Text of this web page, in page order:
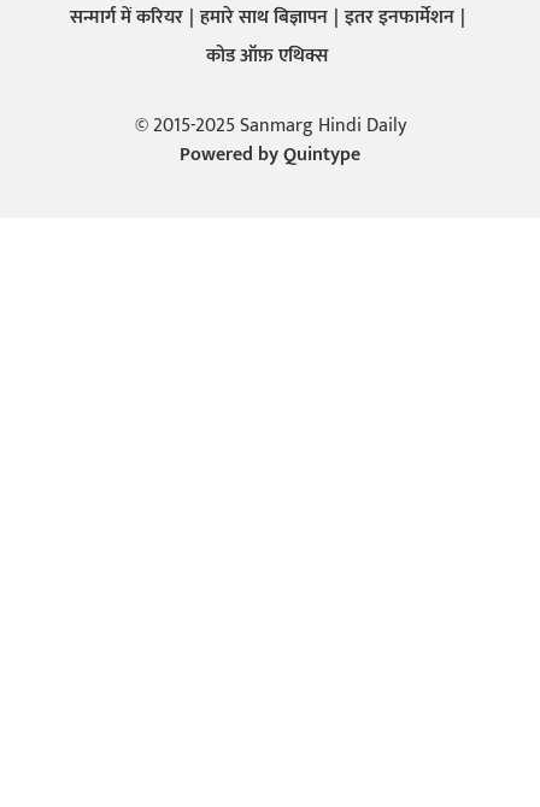
सन्मार्ग में करियर हमारे साथ बिज्ञापन इतर इनफार्मेशन
कोड ऑफ़ एथिक्स
© 2015-2025 Sanmarg Hindi Daily
Powered byQuintype